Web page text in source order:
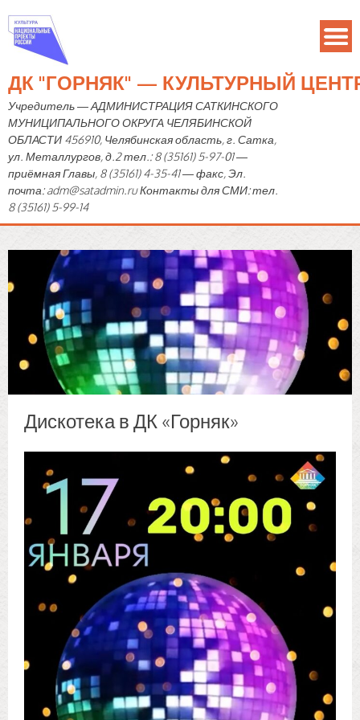
ДК "ГОРНЯК" — КУЛЬТУРНЫЙ
Учредитель — АДМИНИСТРАЦИЯ САТКИНСКОГО
МУНИЦИПАЛЬНОГО ОКРУГА ЧЕЛЯБИНСКОЙ
ОБЛАСТИ 456910, Челябинская область, г. Сатка,
ул. Металлургов, д.2 тел.: 8 (35161) 5-97-01 —
приёмная Главы, 8 (35161) 4-35-41 — факс, Эл.
почта: adm@satadmin.ru Контакты для СМИ: тел.
8 (35161) 5-99-14
Дискотека в ДК «Горняк»